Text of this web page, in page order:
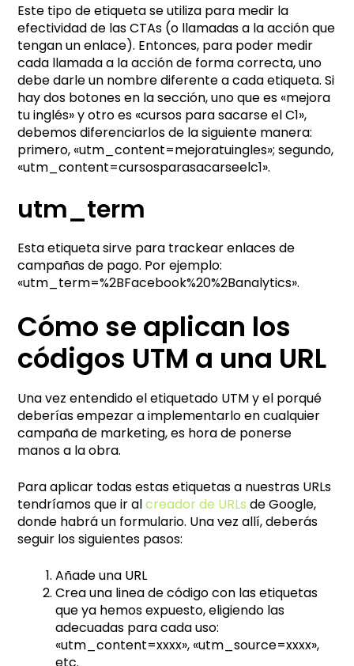
Este tipo de etiqueta se utiliza para medir la
efectividad de las CTAs (o llamadas a la acción que
tengan un enlace). Entonces, para poder medir
cada llamada a la acción de forma correcta, uno
debe darle un nombre diferente a cada etiqueta. Si
hay dos botones en la sección, uno que es «mejora
tu inglés» y otro es «cursos para sacarse el C1»,
debemos diferenciarlos de la siguiente manera:
primero, «utm_content=mejoratuingles»; segundo,
«utm_content=cursosparasacarseelc1».
utm_term
Esta etiqueta sirve para trackear enlaces de
campañas de pago. Por ejemplo:
«utm_term=%2BFacebook%20%2Banalytics».
Cómo se aplican los
códigos UTM a una URL
Una vez entendido el etiquetado UTM y el porqué
deberías empezar a implementarlo en cualquier
campaña de marketing, es hora de ponerse
manos a la obra.
Para aplicar todas estas etiquetas a nuestras URLs
tendríamos que ir alcreador de URLs de Google,
donde habrá un formulario. Una vez allí, deberás
seguir los siguientes pasos:
Añade una URL
Crea una linea de código con las etiquetas
que ya hemos expuesto, eligiendo las
adecuadas para cada uso:
«utm_content=xxxx», «utm_source=xxxx»,
etc.